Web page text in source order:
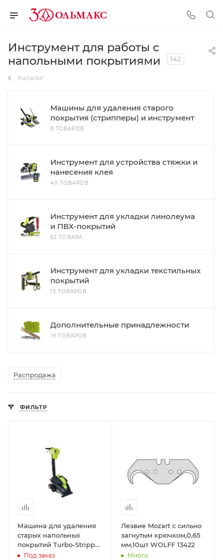
Инструмент для работы с
напольными покрытиями
142
Каталог
Машины для удаления старого
покрытия (стрипперы) и инструмент
8 ТОВАРОВ
Инструмент для устройства стяжки и
нанесения клея
40 ТОВАРОВ
Инструмент для укладки линолеума
и ПВХ-покрытий
62 ТОВАРА
Инструмент для укладки текстильных
покрытий
13 ТОВАРОВ
Дополнительные принадлежности
19 ТОВАРОВ
Распродажа
ФИЛЬТР
Машина для удаления
старых напольных
покрытий Turbo-Stripper
WOLFF 43778
Под заказ
Лезвие Mozart с сильно
загнутым крючком,0,65
мм,10шт WOLFF 13422
Много